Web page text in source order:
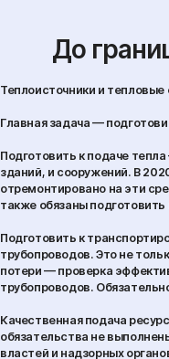
До
Теплоисточники и
Главная задача —
Подготовить к подаче
зданий, и сооружений. В
отремонтировано на эти
также обязаны подготовить
Подготовить к
трубопроводов. Это не
потери — проверка
трубопроводов.
Качественная подача
обязательства не
властей и надзорных